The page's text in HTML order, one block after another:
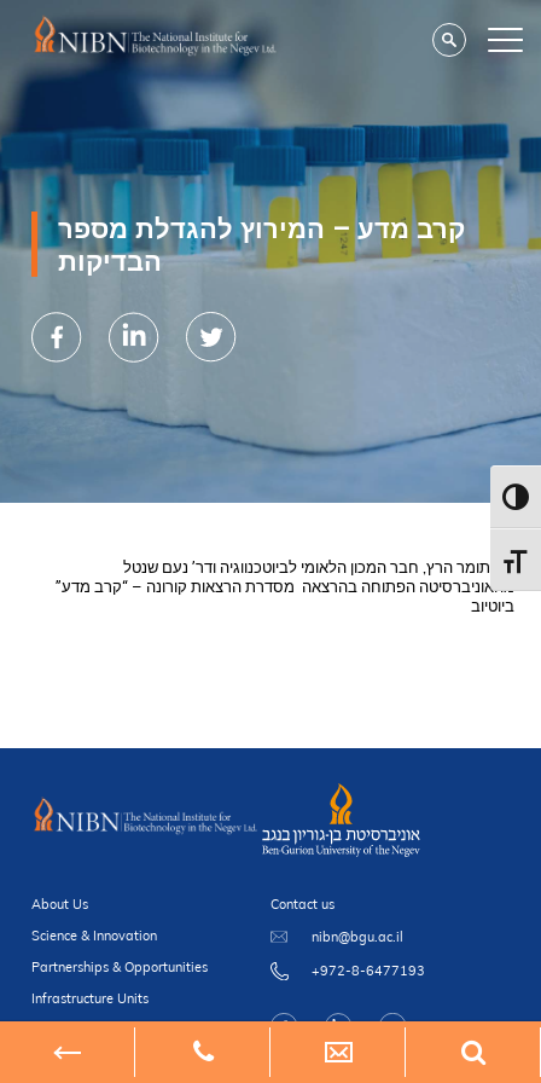
קרב מדע – המירוץ להגדלת מספר
הבדיקות
מהאוניברסיטה הפתוחה בהרצאה מסדרת הרצאות קורונה – “קרב מדע”
ביוטיוב
About Us
Science & Innovation
Partnerships & Opportunities
Infrastructure Units
Contact us
nibn@bgu.ac.il
+972-8-6477193